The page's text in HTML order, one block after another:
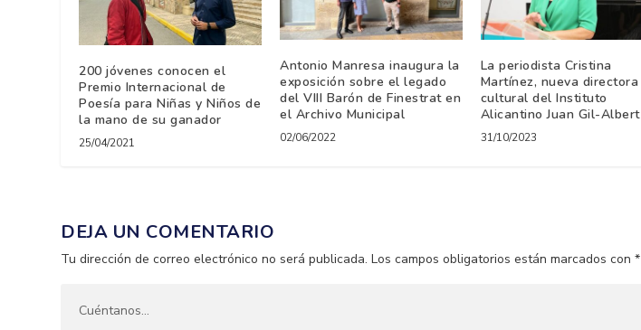
200 jóvenes conocen el
Premio Internacional de
Poesía para Niñas y Niños de
la mano de su ganador
25/04/2021
Antonio Manresa inaugura la
exposición sobre el legado
del VIII Barón de Finestrat en
el Archivo Municipal
02/06/2022
La periodista Cristina
Martínez, nueva directora
cultural del Instituto
Alicantino Juan Gil-Albert
31/10/2023
DEJA UN COMENTARIO
Tu dirección de correo electrónico no será publicada. Los campos obligatorios están marcados con*